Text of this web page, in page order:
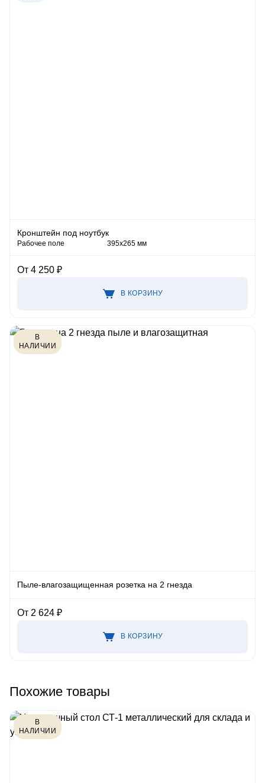
Кронштейн под ноутбук
Рабочее поле 395х265 мм
От 4 250 ₽
В КОРЗИНУ
Пыле-влагозащищенная розетка на 2 гнезда
От 2 624 ₽
В КОРЗИНУ
В
НАЛИЧИИ
Похожие товары
В
НАЛИЧИИ